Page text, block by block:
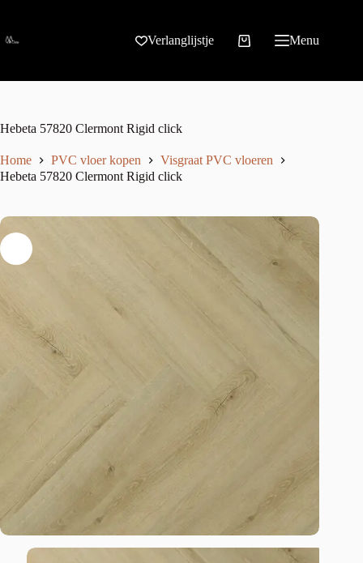
Verlanglijstje Menu
Hebeta 57820 Clermont Rigid click
Home PVC vloer kopen
Visgraat PVC vloeren
Hebeta 57820 Clermont Rigid click